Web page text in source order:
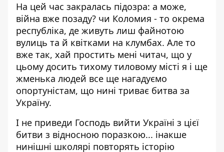
На цей час закралась підозра: а може,
війна вже позаду? чи Коломия - то окрема
республіка, де живуть лиш файнотою
вулиць та й квітками на клумбах. Але то
вже так, хай простить мені читач, що у
цьому досить тихому тиловому місті я і ще
жменька людей все ще нагадуємо
опортуністам, що нині триває битва за
Україну.
І не приведи Господь вийти Україні з цієї
битви з відносною поразкою... інакше
нинішні школярі повторять історію